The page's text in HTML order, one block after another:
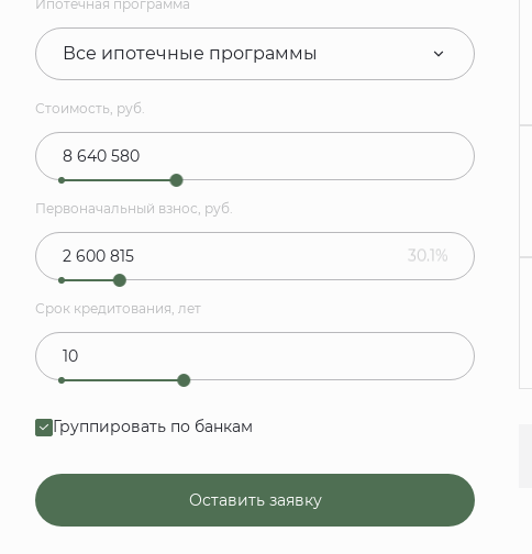
Ипотечная программа
Все ипотечные программы
Стоимость, руб.
Первоначальный взнос, руб.
30.1%
Срок кредитования, лет
Группировать по банкам
Оставить заявку